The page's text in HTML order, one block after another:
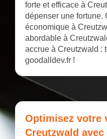
forte et efficace à
dépenser une fortune.
économique à
abordable à
accrue à Creutzwald :
goodalldev.fr !
Optimisez votre
Creutzwald